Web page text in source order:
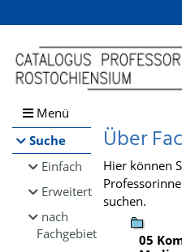
Browsen
direkt zum Inhalt
Menü
Suche
Einfach
Erweitert
nach
Fachgebiet
Über
Hier können
suchen.
05